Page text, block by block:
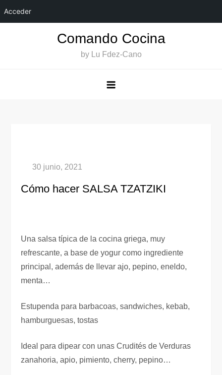
Acceder
Comando Cocina
by Lu Fdez-Cano
Cómo hacer SALSA TZATZIKI
Una salsa típica de la cocina griega, muy
refrescante, a base de yogur como ingrediente
principal, además de llevar ajo, pepino, eneldo,
menta…
Estupenda para barbacoas, sandwiches, kebab,
hamburguesas, tostas
Ideal para dipear con unas Crudités de Verduras
zanahoria, apio, pimiento, cherry, pepino…